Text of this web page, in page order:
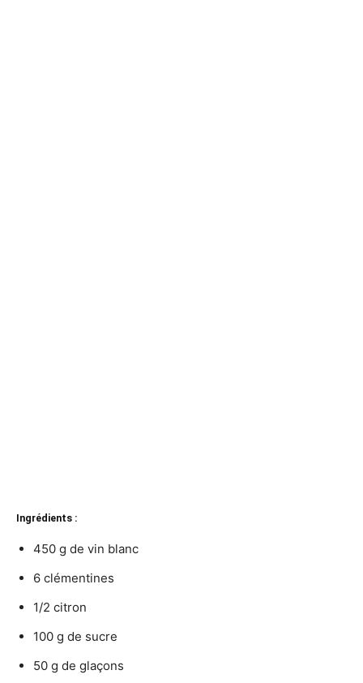
Ingrédients :
450 g de vin blanc
6 clémentines
1/2 citron
100 g de sucre
50 g de glaçons